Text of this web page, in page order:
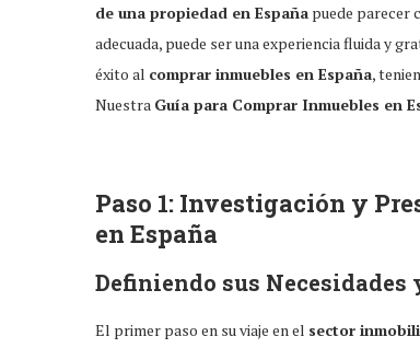
de una propiedad en España puede parecer
adecuada, puede ser una experiencia fluida y
éxito al comprar inmuebles en España,
Nuestra Guía para Comprar Inmuebles en
Paso 1: Investigación y
en España
Definiendo sus
El primer paso en su viaje en el sector